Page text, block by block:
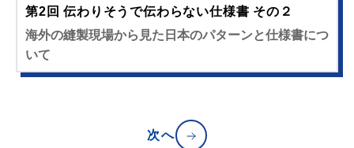
第2回 伝わりそうで伝わらない仕様書 その２
海外の縫製現場から見た日本のパターンと仕様書につ
いて
次へ